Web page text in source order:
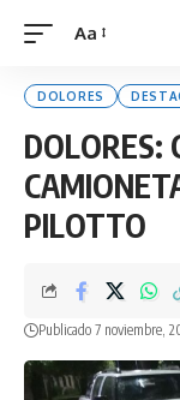
Font
Aa
DOLORES
DOLORES:
PILOTTO
Publicado 7 noviembre,